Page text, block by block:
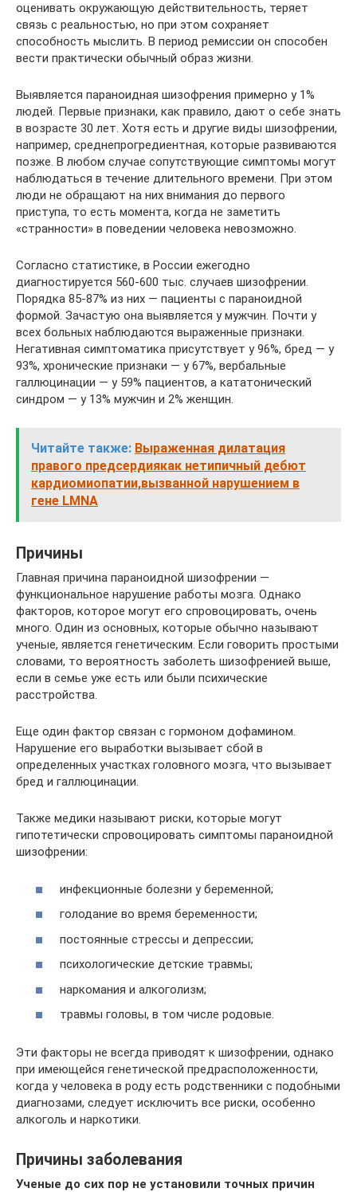
оценивать окружающую действительность, теряет
связь с реальностью, но при этом сохраняет
способность мыслить. В период ремиссии он способен
вести практически обычный образ жизни.
Выявляется параноидная шизофрения примерно у 1%
людей. Первые признаки, как правило, дают о себе знать
в возрасте 30 лет. Хотя есть и другие виды шизофрении,
например, среднепрогредиентная, которые развиваются
позже. В любом случае сопутствующие симптомы могут
наблюдаться в течение длительного времени. При этом
люди не обращают на них внимания до первого
приступа, то есть момента, когда не заметить
«странности» в поведении человека невозможно.
Согласно статистике, в России ежегодно
диагностируется 560-600 тыс. случаев шизофрении.
Порядка 85-87% из них — пациенты с параноидной
формой. Зачастую она выявляется у мужчин. Почти у
всех больных наблюдаются выраженные признаки.
Негативная симптоматика присутствует у 96%, бред — у
93%, хронические признаки — у 67%, вербальные
галлюцинации — у 59% пациентов, а кататонический
синдром — у 13% мужчин и 2% женщин.
Читайте также: Выраженная дилатация
правого предсердиякак нетипичный дебют
кардиомиопатии,вызванной нарушением в
гене LMNA
Причины
Главная причина параноидной шизофрении —
функциональное нарушение работы мозга. Однако
факторов, которое могут его спровоцировать, очень
много. Один из основных, которые обычно называют
ученые, является генетическим. Если говорить простыми
словами, то вероятность заболеть шизофренией выше,
если в семье уже есть или были психические
расстройства.
Еще один фактор связан с гормоном дофамином.
Нарушение его выработки вызывает сбой в
определенных участках головного мозга, что вызывает
бред и галлюцинации.
Также медики называют риски, которые могут
гипотетически спровоцировать симптомы параноидной
шизофрении:
инфекционные болезни у беременной;
голодание во время беременности;
постоянные стрессы и депрессии;
психологические детские травмы;
наркомания и алкоголизм;
травмы головы, в том числе родовые.
Эти факторы не всегда приводят к шизофрении, однако
при имеющейся генетической предрасположенности,
когда у человека в роду есть родственники с подобными
диагнозами, следует исключить все риски, особенно
алкоголь и наркотики.
Причины заболевания
Ученые до сих пор не установили точных причин